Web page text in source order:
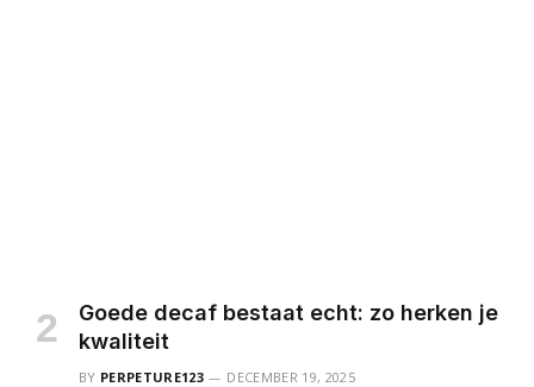
Goede decaf bestaat echt: zo herken je
kwaliteit
BY PERPETURE123 DECEMBER 19, 2025